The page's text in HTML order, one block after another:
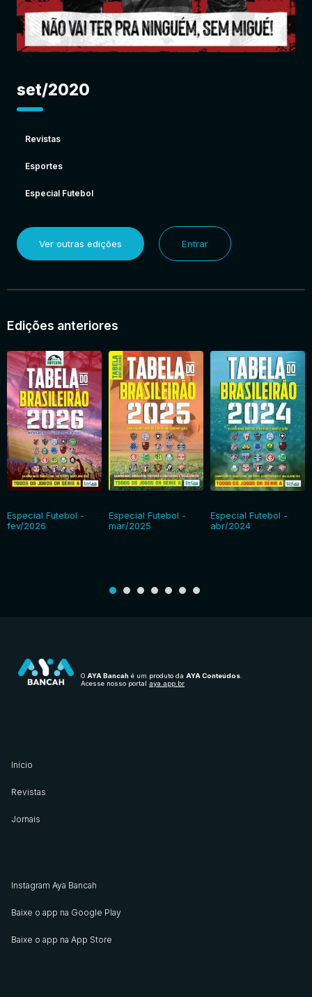
set/2020
Revistas
Esportes
Especial Futebol
Ver outras edições Entrar
Edições anteriores
Especial Futebol -
fev/2026
Especial Futebol -
mar/2025
Especial Futebol -
abr/2024
O AYA Bancah é um produto da AYA Conteúdos
Acesse nosso portal aya.app.br
Início
Revistas
Jornais
Instagram Aya Bancah
Baixe o app na Google Play
Baixe o app na App Store